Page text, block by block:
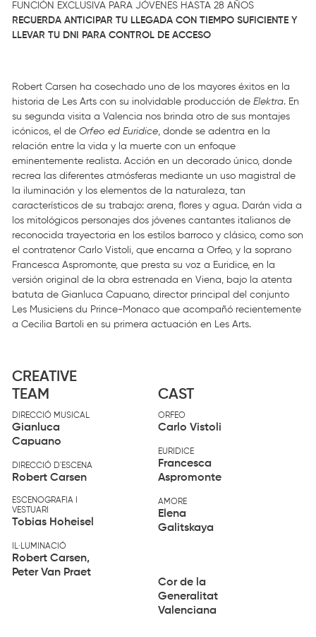
FUNCIÓN EXCLUSIVA PARA JÓVENES HASTA 28 AÑOS
RECUERDA ANTICIPAR TU LLEGADA CON TIEMPO SUFICIENTE Y
LLEVAR TU DNI PARA CONTROL DE ACCESO
Robert Carsen ha cosechado uno de los mayores éxitos en la
historia de Les Arts con su inolvidable producción de Elektra. En
su segunda visita a Valencia nos brinda otro de sus montajes
icónicos, el de Orfeo ed Euridice, donde se adentra en la
relación entre la vida y la muerte con un enfoque
eminentemente realista. Acción en un decorado único, donde
recrea las diferentes atmósferas mediante un uso magistral de
la iluminación y los elementos de la naturaleza, tan
característicos de su trabajo: arena, flores y agua. Darán vida a
los mitológicos personajes dos jóvenes cantantes italianos de
reconocida trayectoria en los estilos barroco y clásico, como son
el contratenor Carlo Vistoli, que encarna a Orfeo, y la soprano
Francesca Aspromonte, que presta su voz a Euridice, en la
versión original de la obra estrenada en Viena, bajo la atenta
batuta de Gianluca Capuano, director principal del conjunto
Les Musiciens du Prince-Monaco que acompañó recientemente
a Cecilia Bartoli en su primera actuación en Les Arts.
CREATIVE
TEAM
DIRECCIÓ MUSICAL
Gianluca
Capuano
DIRECCIÓ D'ESCENA
Robert Carsen
ESCENOGRAFIA I
VESTUARI
Tobias Hoheisel
IL·LUMINACIÓ
Robert Carsen,
Peter Van Praet
CAST
ORFEO
Carlo Vistoli
EURIDICE
Francesca
Aspromonte
AMORE
Elena
Galitskaya
Cor de la
Generalitat
Valenciana